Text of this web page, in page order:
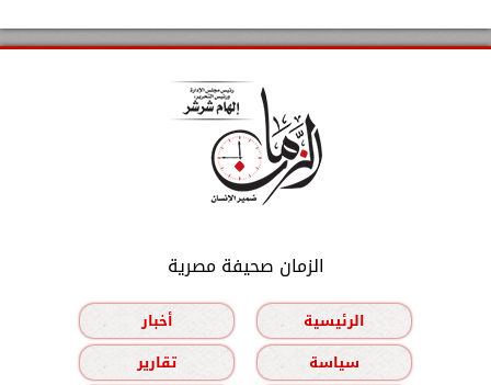
الزمان صحيفة مصرية
الرئيسية
أخبار
سياسة
تقارير